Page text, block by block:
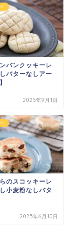
ピ
パンクッキーレ
バターなしアー
2025年9月1日
ピ
のスコッキーレ
小麦粉なしバタ
2025年6月10日